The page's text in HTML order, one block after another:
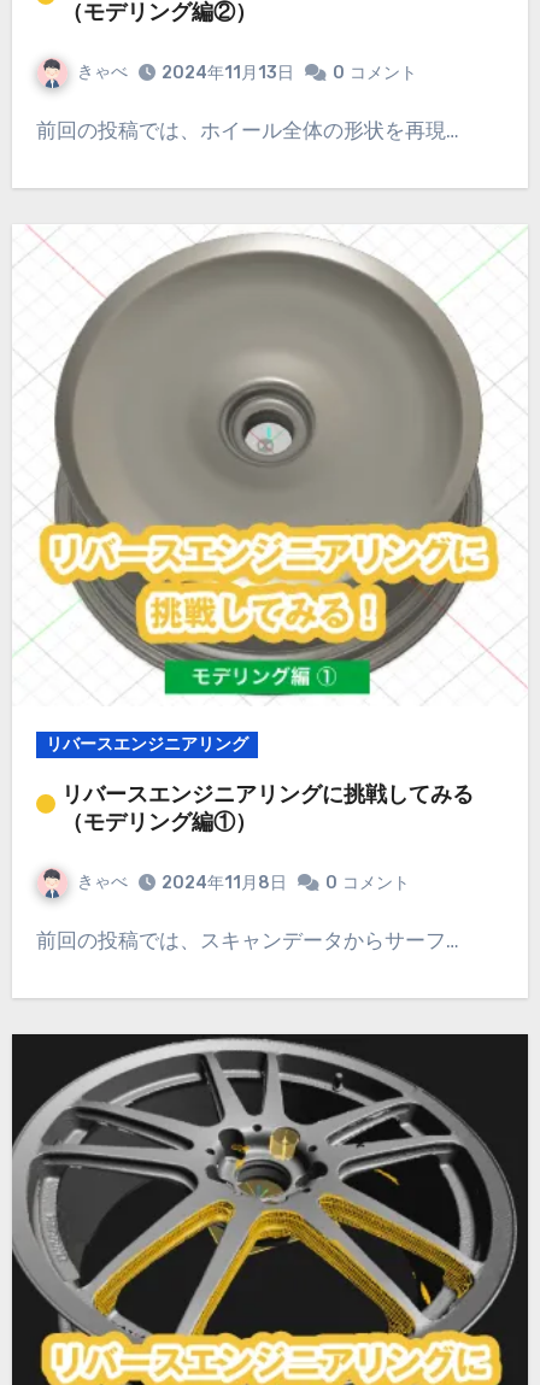
（モデリング編②）
きゃべ 2024年11月13日 0 コメント
前回の投稿では、ホイール全体の形状を再現…
リバースエンジニアリング
リバースエンジニアリングに挑戦してみる
（モデリング編①）
きゃべ 2024年11月8日 0 コメント
前回の投稿では、スキャンデータからサーフ…